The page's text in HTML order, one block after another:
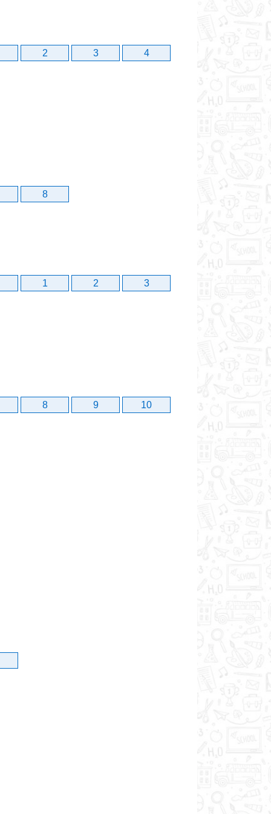
2 3 4
8
1 2 3
8 9 10